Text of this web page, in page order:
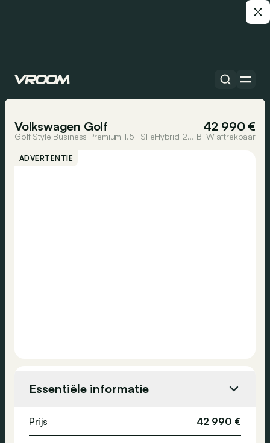
Alle auto’s
Volkswagen Golf 42 990 €
Golf Style Business Premium 1.5 TSI eHybrid 204PK AUTOMAAT * DEMO * BTW aftrekbaar
ADVERTENTIE
Essentiële informatie
Prijs 42 990 €